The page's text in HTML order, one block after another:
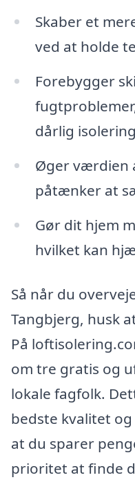
Skaber et
ved at holde
Forebygger
dårlig
Øger værdien
påtænker at
Gør dit hjem
hvilket kan
Så når du
Tangbjerg, husk
På
om tre gratis og
lokale fagfolk.
bedste kvalitet
at du sparer
prioritet at finde